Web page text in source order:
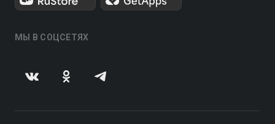
МЫ В СОЦСЕТЯХ